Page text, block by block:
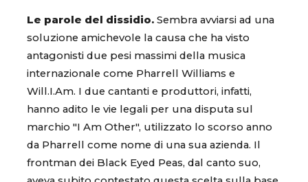
Le parole del dissidio. Sembra avviarsi ad una
soluzione amichevole la causa che ha visto
antagonisti due pesi massimi della musica
internazionale come Pharrell Williams e
Will.I.Am. I due cantanti e produttori, infatti,
hanno adito le vie legali per una disputa sul
marchio "I Am Other", utilizzato lo scorso anno
da Pharrell come nome di una sua azienda. Il
frontman dei Black Eyed Peas, dal canto suo,